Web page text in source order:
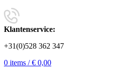
Klantenservice:
+31(0)528 362 347
0 items / € 0,00